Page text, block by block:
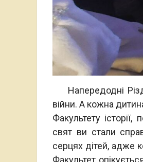
Напередодні
війни. А кожна
Факультету
свят ви стали
серцях дітей, адже
Факультет